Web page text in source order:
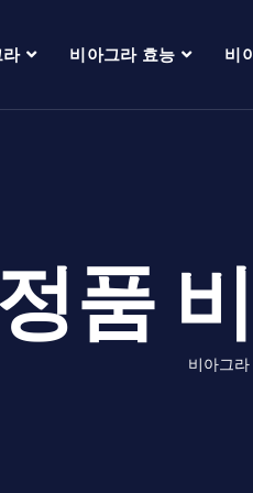
비아그라 효능 비
품
비아그라